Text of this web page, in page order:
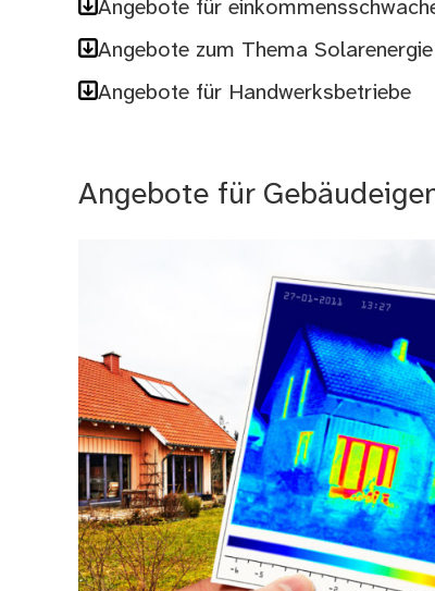
Angebote für
Angebote zum Thema Solarenergie
Angebote für Handwerksbetriebe
Angebote für